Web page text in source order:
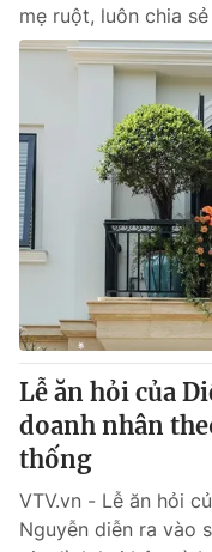
Liên hệ tòa soạn
THỜI BÁO VTV
Theo dõi báo trên
Cơ quan chủ quản:Đài
Cơ quan báo chí:Thời
Giấy phép hoạt động
cấp ngày 29/12/2023
Tổng Biên tập:Vũ
Phó Tổng Biên tập:
Nguyễn Trọng Ninh
Tổng đài VTV:024.38
Ðiện thoại Thời báo
mẹ ruột, luôn chia
Lễ ăn hỏi của
doanh nhân
thống
VTV.vn - Lễ ăn hỏi
Nguyễn diễn ra vào